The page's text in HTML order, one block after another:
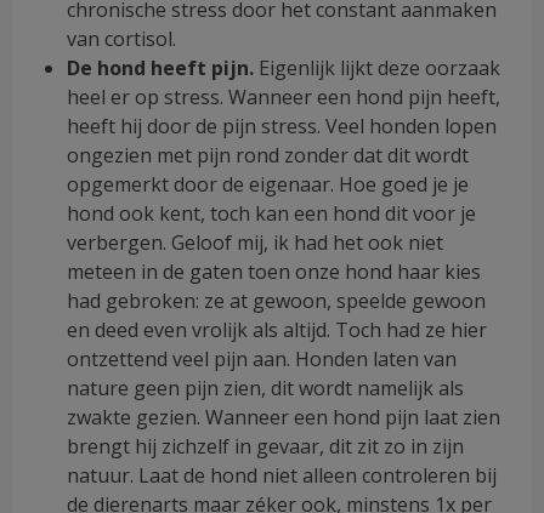
chronische stress door het constant aanmaken
van cortisol.
De hond heeft pijn. Eigenlijk lijkt deze oorzaak
heel er op stress. Wanneer een hond pijn heeft,
heeft hij door de pijn stress. Veel honden lopen
ongezien met pijn rond zonder dat dit wordt
opgemerkt door de eigenaar. Hoe goed je je
hond ook kent, toch kan een hond dit voor je
verbergen. Geloof mij, ik had het ook niet
meteen in de gaten toen onze hond haar kies
had gebroken: ze at gewoon, speelde gewoon
en deed even vrolijk als altijd. Toch had ze hier
ontzettend veel pijn aan. Honden laten van
nature geen pijn zien, dit wordt namelijk als
zwakte gezien. Wanneer een hond pijn laat zien
brengt hij zichzelf in gevaar, dit zit zo in zijn
natuur. Laat de hond niet alleen controleren bij
de dierenarts maar zéker ook, minstens 1x per